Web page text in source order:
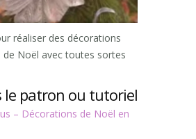
réaliser des décorations
de Noël avec toutes sortes
le patron ou tutoriel
– Décorations de Noël en